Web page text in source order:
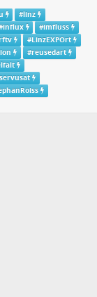
#linz
influx #imfluss
#LinzEXPOrt
#reusedart
servusat